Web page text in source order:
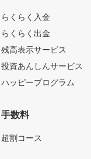
らくらく入金
らくらく出金
残高表示サービス
投資あんしんサービス
ハッピープログラム
手数料
超割コース